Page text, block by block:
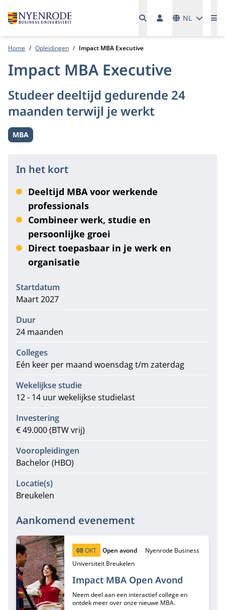
NL
Home Opleidingen Impact MBA Executive
Impact MBA Executive
Studeer deeltijd gedurende 24
maanden terwijl je werkt
Level:
MBA
In het kort
Deeltijd MBA voor werkende
professionals
Combineer werk, studie en
persoonlijke groei
Direct toepasbaar in je werk en
organisatie
Informatie
Startdatum
Maart 2027
Duur
24 maanden
Colleges
Eén keer per maand woensdag t/m zaterdag
Wekelijkse studie
12 - 14 uur wekelijkse studielast
Investering
€ 49.000 (BTW vrij)
Vooropleidingen
Bachelor (HBO)
Locatie(s)
Breukelen
Aankomend evenement
Impact MBA Open Avond
Startdatum:
08OKT Type:
Open avond Locatie:
Nyenrode Business
Universiteit Breukelen
Neem deel aan een interactief college en
ontdek meer over onze nieuwe MBA.